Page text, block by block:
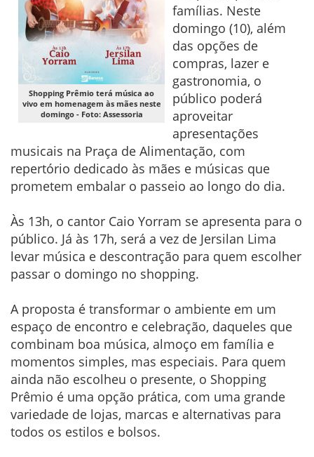
Shopping Prêmio terá música ao
vivo em homenagem às mães neste
domingo - Foto: Assessoria
famílias. Neste
domingo (10), além
das opções de
compras, lazer e
gastronomia, o
público poderá
aproveitar
apresentações
musicais na Praça de Alimentação, com
repertório dedicado às mães e músicas que
prometem embalar o passeio ao longo do dia.
Às 13h, o cantor Caio Yorram se apresenta para o
público. Já às 17h, será a vez de Jersilan Lima
levar música e descontração para quem escolher
passar o domingo no shopping.
A proposta é transformar o ambiente em um
espaço de encontro e celebração, daqueles que
combinam boa música, almoço em família e
momentos simples, mas especiais. Para quem
ainda não escolheu o presente, o Shopping
Prêmio é uma opção prática, com uma grande
variedade de lojas, marcas e alternativas para
todos os estilos e bolsos.